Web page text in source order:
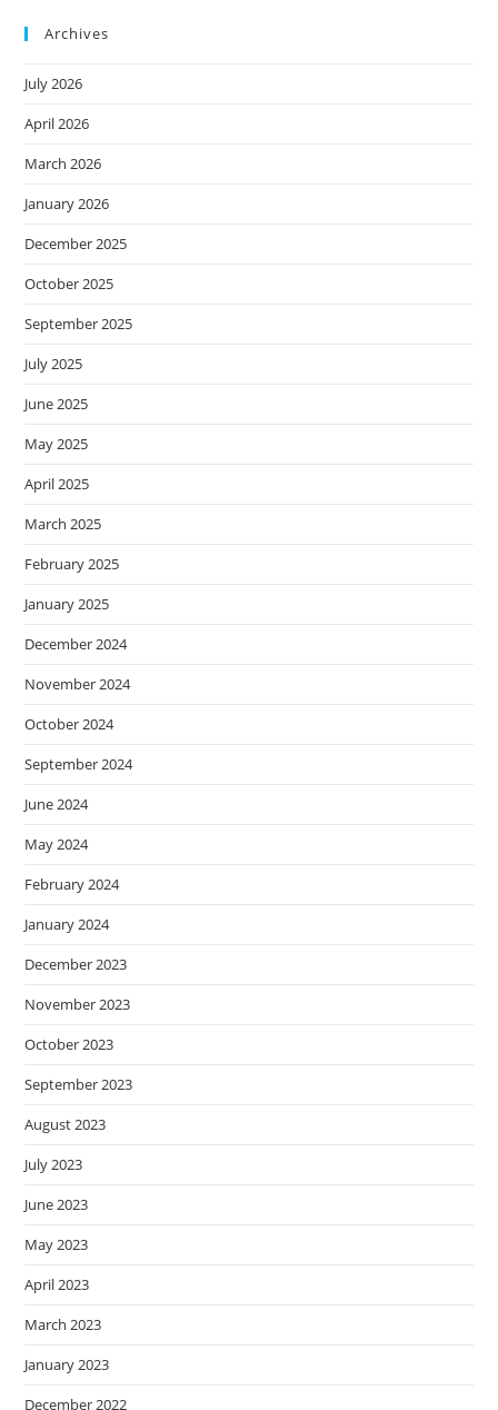
Archives
July 2026
April 2026
March 2026
January 2026
December 2025
October 2025
September 2025
July 2025
June 2025
May 2025
April 2025
March 2025
February 2025
January 2025
December 2024
November 2024
October 2024
September 2024
June 2024
May 2024
February 2024
January 2024
December 2023
November 2023
October 2023
September 2023
August 2023
July 2023
June 2023
May 2023
April 2023
March 2023
January 2023
December 2022